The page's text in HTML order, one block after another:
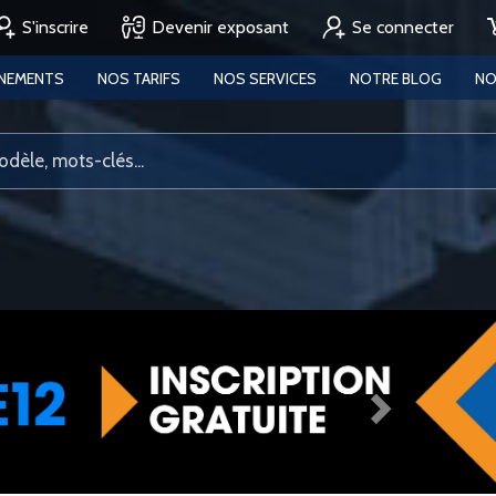
S'inscrire Devenir exposant Se connecter
NOS TARIFS NOS SERVICES NOTRE BLOG